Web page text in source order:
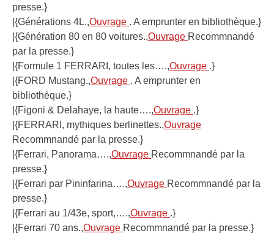
presse.}
|{Générations 4L.,Ouvrage . A emprunter en bibliothèque.}
|{Génération 80 en 80 voitures.,Ouvrage Recommnandé
par la presse.}
|{Formule 1 FERRARI, toutes les….,Ouvrage .}
|{FORD Mustang.,Ouvrage . A emprunter en
bibliothèque.}
|{Figoni & Delahaye, la haute….,Ouvrage .}
|{FERRARI, mythiques berlinettes.,Ouvrage
Recommnandé par la presse.}
|{Ferrari, Panorama….,Ouvrage Recommnandé par la
presse.}
|{Ferrari par Pininfarina….,Ouvrage Recommnandé par la
presse.}
|{Ferrari au 1/43e, sport,….,Ouvrage .}
|{Ferrari 70 ans.,Ouvrage Recommnandé par la presse.}